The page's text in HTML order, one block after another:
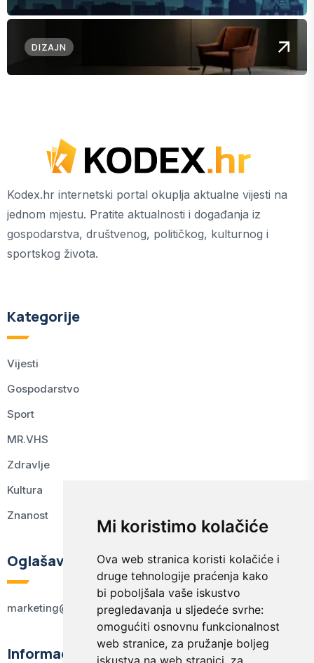
Mi koristimo kolačiće
Ova web stranica koristi kolačiće i
druge tehnologije praćenja kako
bi poboljšala vaše iskustvo
pregledavanja u sljedeće svrhe:
omogućiti osnovnu funkcionalnost
web stranice, za pružanje boljeg
iskustva na web stranici za
DIZAJN
Kodex.hr internetski portal okuplja aktualne vijesti na
jednom mjestu. Pratite aktualnosti i događanja iz
gospodarstva, društvenog, političkog, kulturnog i
sportskog života.
Kategorije
Vijesti
Gospodarstvo
Sport
MR.VHS
Zdravlje
Kultura
Znanost
Oglašavanje
marketing@kodex.hr
Informacije